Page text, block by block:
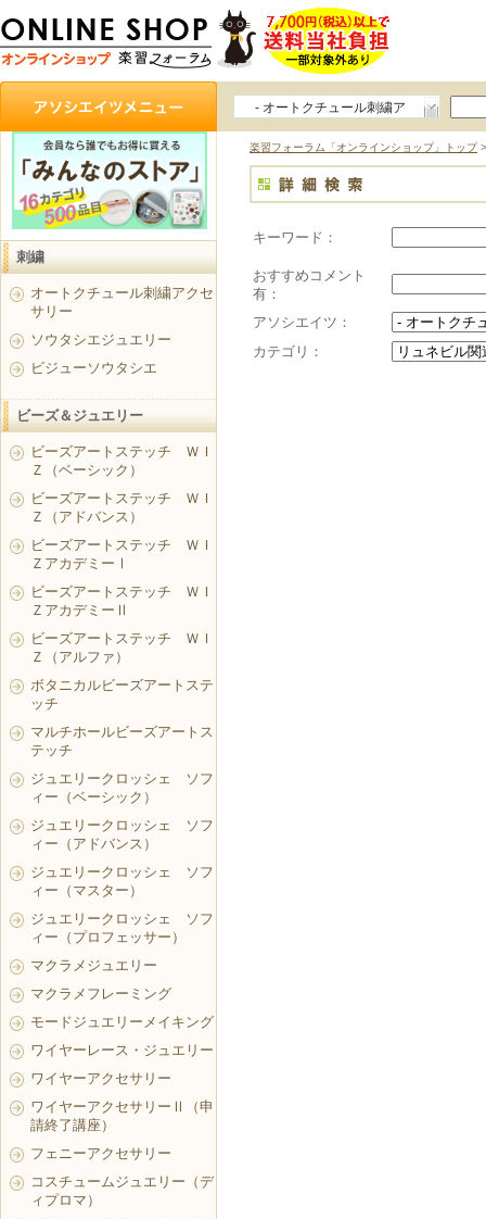
- オートクチュール刺繍ア
楽習フォーラム「オンラインショップ」トップ>
キーワード：
おすすめコメント
有：
アソシエイツ：
カテゴリ：
刺繍
オートクチュール刺繍アクセ
サリー
ソウタシエジュエリー
ビジューソウタシエ
ビーズ＆ジュエリー
ビーズアートステッチ ＷＩ
Ｚ（ベーシック）
ビーズアートステッチ ＷＩ
Ｚ（アドバンス）
ビーズアートステッチ ＷＩ
ＺアカデミーⅠ
ビーズアートステッチ ＷＩ
ＺアカデミーⅡ
ビーズアートステッチ ＷＩ
Ｚ（アルファ）
ボタニカルビーズアートステ
ッチ
マルチホールビーズアートス
テッチ
ジュエリークロッシェ ソフ
ィー（ベーシック）
ジュエリークロッシェ ソフ
ィー（アドバンス）
ジュエリークロッシェ ソフ
ィー（マスター）
ジュエリークロッシェ ソフ
ィー（プロフェッサー）
マクラメジュエリー
マクラメフレーミング
モードジュエリーメイキング
ワイヤーレース・ジュエリー
ワイヤーアクセサリー
ワイヤーアクセサリーⅡ（申
請終了講座）
フェニーアクセサリー
コスチュームジュエリー（デ
ィプロマ）